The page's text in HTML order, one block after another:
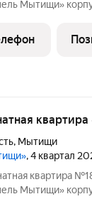
корпус 1.1.
микрорайон
квартира
, Мытищи
, 4 квартал
квартира
корпус 1.1.